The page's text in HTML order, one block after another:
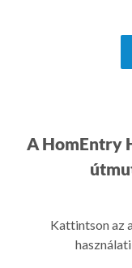
A HomEntry
Kattintson az